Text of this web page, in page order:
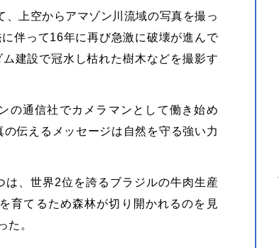
上空からアマゾン川流域の写真を撮っ
伴って16年に再び急激に破壊が進んで
建設で冠水し枯れた樹木などを撮影す
の通信社でカメラマンとして働き始め
伝えるメッセージは自然を守る強い力
、世界2位を誇るブラジルの牛肉生産
育てるため森林が切り開かれるのを見
た。